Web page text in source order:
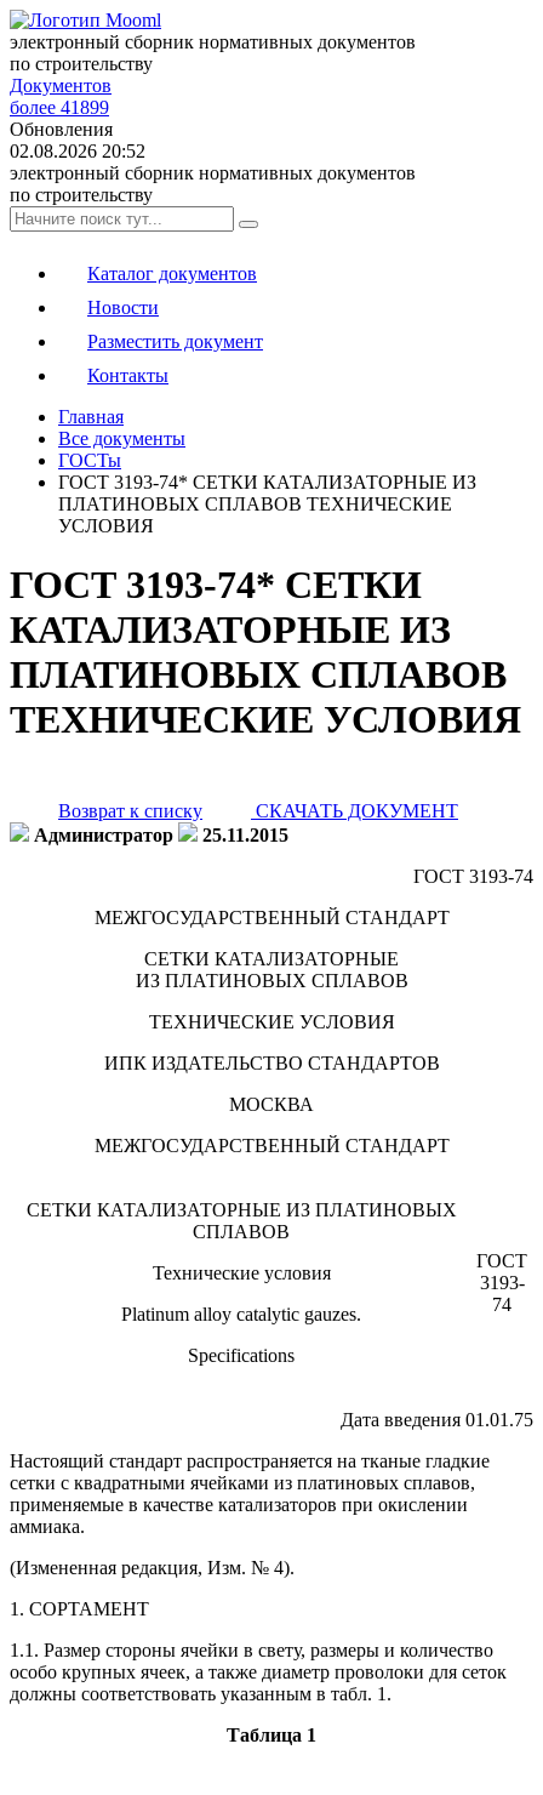
электронный сборник нормативных документов
по строительству
Документов
более 41899
Обновления
02.08.2026 20:52
электронный сборник нормативных документов
по строительству
Каталог документов
Новости
Разместить документ
Контакты
Главная
Все документы
ГОСТы
ГОСТ 3193-74* СЕТКИ КАТАЛИЗАТОРНЫЕ ИЗ
ПЛАТИНОВЫХ СПЛАВОВ ТЕХНИЧЕСКИЕ
УСЛОВИЯ
ГОСТ 3193-74* СЕТКИ
КАТАЛИЗАТОРНЫЕ ИЗ
ПЛАТИНОВЫХ СПЛАВОВ
ТЕХНИЧЕСКИЕ УСЛОВИЯ
Возврат к списку
СКАЧАТЬ ДОКУМЕНТ
Администратор
25.11.2015
ГОСТ 3193-74
МЕЖГОСУДАРСТВЕННЫЙ СТАНДАРТ
СЕТКИ КАТАЛИЗАТОРНЫЕ
ИЗ ПЛАТИНОВЫХ СПЛАВОВ
ТЕХНИЧЕСКИЕ УСЛОВИЯ
ИПК ИЗДАТЕЛЬСТВО СТАНДАРТОВ
МОСКВА
МЕЖГОСУДАРСТВЕННЫЙ СТАНДАРТ
СЕТКИ КАТАЛИЗАТОРНЫЕ ИЗ ПЛАТИНОВЫХ
СПЛАВОВ
Технические условия
Platinum alloy catalytic gauzes.
Specifications
ГОСТ
3193-
74
Дата введения 01.01.75
Настоящий стандарт распространяется на тканые гладкие
сетки с квадратными ячейками из платиновых сплавов,
применяемые в качестве катализаторов при окислении
аммиака.
(Измененная редакция, Изм. № 4).
1. СОРТАМЕНТ
1.1. Размер стороны ячейки в свету, размеры и количество
особо крупных ячеек, а также диаметр проволоки для сеток
должны соответствовать указанным в табл. 1.
Таблица 1